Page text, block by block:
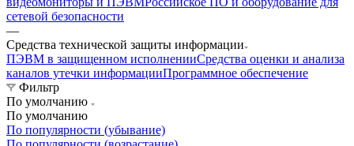
сетевой безопасности
—
Средства технической защиты информации
ПЭВМ в защищенном исполненииСредства оценки и анализа
каналов утечки информацииПрограммное обеспечение
Фильтр
По умолчанию
По умолчанию
По популярности (убывание)